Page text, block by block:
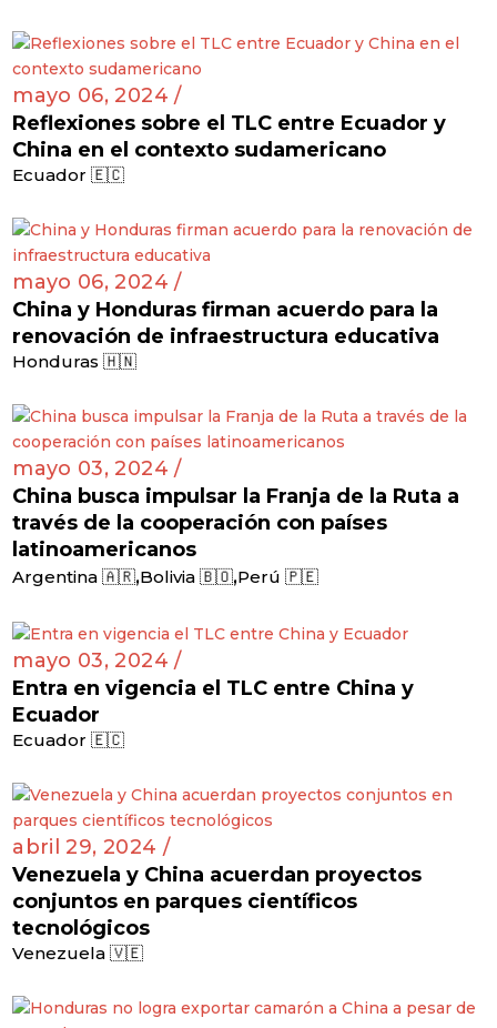
mayo 06, 2024 /
Reflexiones sobre el TLC entre Ecuador y
China en el contexto sudamericano
Ecuador 🇪🇨
mayo 06, 2024 /
China y Honduras firman acuerdo para la
renovación de infraestructura educativa
Honduras 🇭🇳
mayo 03, 2024 /
China busca impulsar la Franja de la Ruta a
través de la cooperación con países
latinoamericanos
Argentina 🇦🇷,Bolivia 🇧🇴,Perú 🇵🇪
mayo 03, 2024 /
Entra en vigencia el TLC entre China y
Ecuador
Ecuador 🇪🇨
abril 29, 2024 /
Venezuela y China acuerdan proyectos
conjuntos en parques científicos
tecnológicos
Venezuela 🇻🇪